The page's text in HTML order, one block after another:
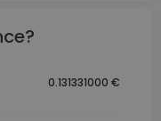
0.131331000 €